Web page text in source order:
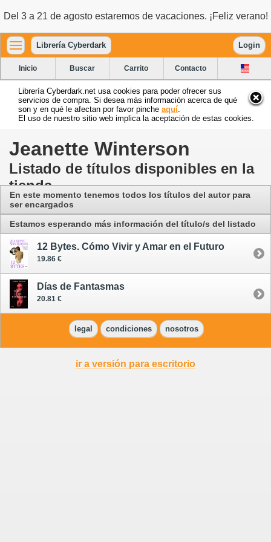
Del 3 a 21 de agosto estaremos de vacaciones. ¡Feliz verano!
Librería Cyberdark Login
Inicio Buscar Carrito Contacto
Librería Cyberdark.net usa cookies para poder ofrecer sus
servicios de compra. Si desea más información acerca de qué
son y en qué le afectan por favor pinche aquí
El uso de nuestro sitio web implica la aceptación de estas cookies.
Jeanette Winterson
Listado de títulos disponibles en la
tienda
En este momento tenemos todos los títulos del autor para
ser encargados
Estamos esperando más información del título/s del listado
12 Bytes. Cómo Vivir y Amar en el Futuro
19.86 €
Días de Fantasmas
20.81 €
legal condiciones nosotros
ir a versión para escritorio